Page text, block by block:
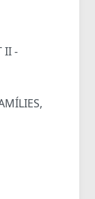
II -